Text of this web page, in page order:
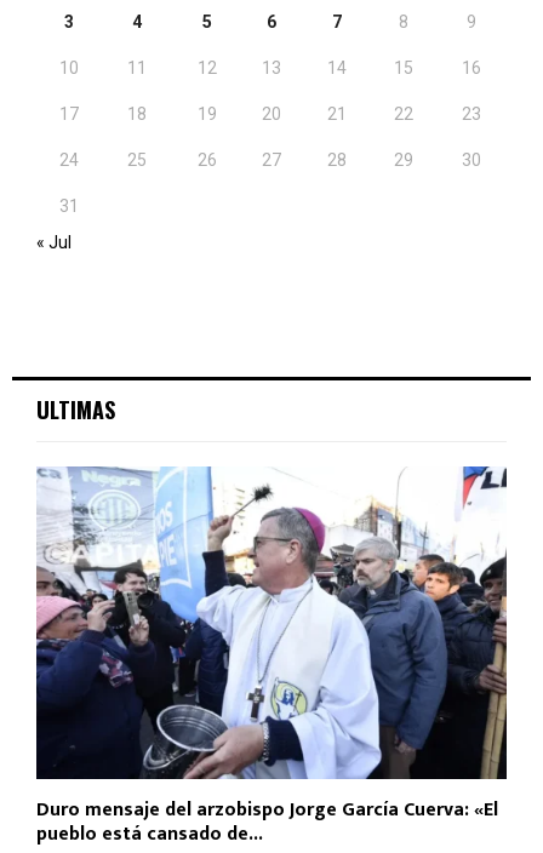
3 4 5 6 7 8 9
10 11 12 13 14 15 16
17 18 19 20 21 22 23
24 25 26 27 28 29 30
31
« Jul
ULTIMAS
Duro mensaje del arzobispo Jorge García Cuerva: «El
pueblo está cansado de...